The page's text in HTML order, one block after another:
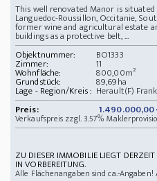
This well renovated Manor is
Languedoc-Roussillon, Occitanie,
former wine and agricultural estate
buildings as a protective belt, ...
Objektnummer:
BO1333
Zimmer: 11
Wohnfläche: 800,00m²
Grundstück: 89,69ha
Lage - Region/Kreis : Herault(F)
Preis:
1.490.000,00
Verkaufspreis zzgl. 3.57%
ZU DIESER IMMOBILIE LIEGT
IN VORBEREITUNG.
Alle Flächenangaben sind ca.-